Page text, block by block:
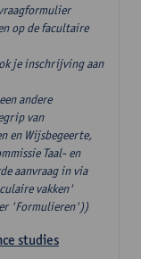
op de facultaire
je inschrijving aan
andere
van
en Wijsbegeerte,
Taal- en
aanvraag in via
vakken'
'Formulieren'))
studies